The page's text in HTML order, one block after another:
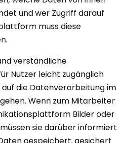
und wer Zugriff darauf
muss diese
verständliche
Nutzer leicht zugänglich
die Datenverarbeitung im
Wenn zum Mitarbeiter
Bilder oder
sie darüber informiert